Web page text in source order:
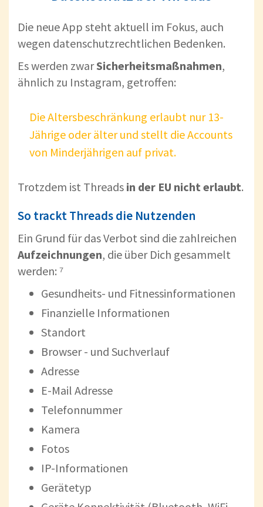
Die neue App steht aktuell im Fokus, auch
wegen datenschutzrechtlichen Bedenken.
Es werden zwarSicherheitsmaßnahmen,
ähnlich zu Instagram, getroffen:
Die Altersbeschränkung erlaubt nur 13-
Jährige oder älter und stellt die Accounts
von Minderjährigen auf privat.
Trotzdem ist Threads in der EU nicht erlaubt.
So trackt Threads die Nutzenden
Ein Grund für das Verbot sind die zahlreichen
Aufzeichnungen, die über Dich gesammelt
werden: ⁷
Gesundheits- und Fitnessinformationen
Finanzielle Informationen
Standort
Browser - und Suchverlauf
Adresse
E-Mail Adresse
Telefonnummer
Kamera
Fotos
IP-Informationen
Gerätetyp